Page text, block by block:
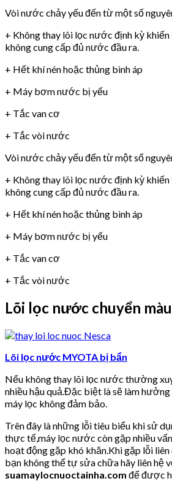
Vòi nước chảy yếu đến từ một số
+ Không thay lõi lọc nước định kỳ
không cung cấp đủ nước đầu ra.
+ Hết khí nén hoặc thủng bình áp
+ Máy bơm nước bị yếu
+ Tắc van cơ
+ Tắc vòi nước
Vòi nước chảy yếu đến từ một số
+ Không thay lõi lọc nước định kỳ
không cung cấp đủ nước đầu ra.
+ Hết khí nén hoặc thủng bình áp
+ Máy bơm nước bị yếu
+ Tắc van cơ
+ Tắc vòi nước
Lõi lọc nước chuyển màu
Lõi lọc nước MYOTA bị bẩn
Nếu không thay lõi lọc nước thường
nhiều hậu quả.Đặc biệt là sẽ làm
máy lọc không đảm bảo.
Trên đây là những lỗi tiêu biểu khi sử
thực tế,máy lọc nước còn gặp nhiều
hoạt động gặp khó khăn.Khi gặp lỗi
bạn không thể tự sửa chữa hãy liên hệ
suamaylocnuoctainha.com để được